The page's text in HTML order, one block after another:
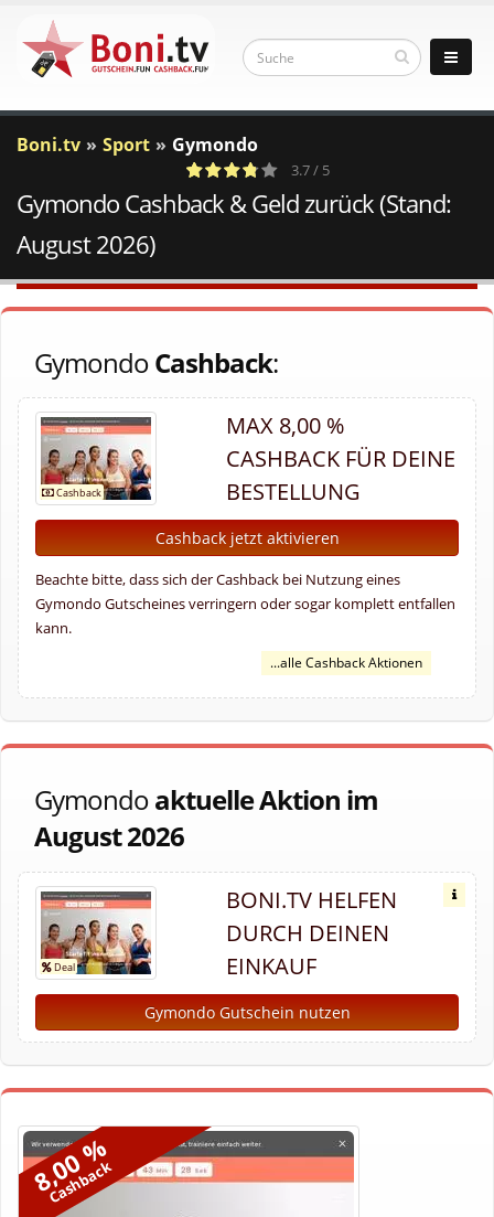
Boni.tv Sport Gymondo
a
c
8Votes
3.7 / 5
Gymondo Cashback & Geld zurück (Stand:
August 2026)
GymondoCashback:
MAX 8,00 %
CASHBACK FÜR DEINE
BESTELLUNG
Cashback jetzt aktivieren
Beachte bitte, dass sich der Cashback bei Nutzung eines
Gymondo Gutscheines verringern oder sogar komplett entfallen
kann.
...alle Cashback Aktionen
Gymondoaktuelle Aktion im
August 2026
BONI.TV HELFEN
DURCH DEINEN
EINKAUF
Gymondo Gutschein nutzen
8,00 %
Cashback